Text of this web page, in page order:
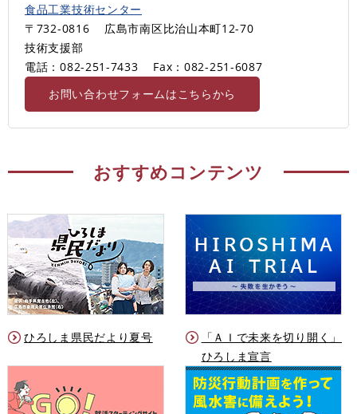
食品工業技術センター
〒732-0816
広島市南区比治山本町12-70
技術支援部
電話：082-251-7433
Fax：082-251-6087
お問い合わせフォームはこちらから
おすすめコンテンツ
ひろしま県民だより夏号
「ＡＩで未来を切り開く」
ひろしま宣言